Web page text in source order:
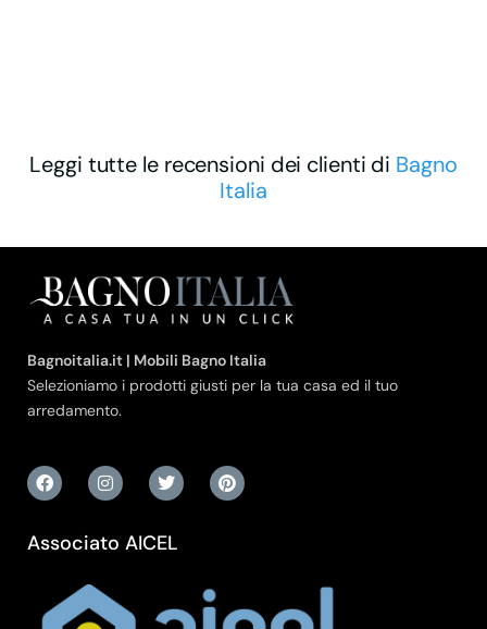
Leggi tutte le recensioni dei clienti di Bagno
Italia
Bagnoitalia.it | Mobili Bagno Italia
Selezioniamo i prodotti giusti per la tua casa ed il tuo
arredamento.
Associato AICEL